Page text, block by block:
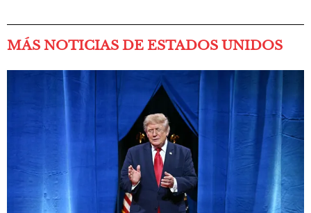
MÁS NOTICIAS DE ESTADOS UNIDOS